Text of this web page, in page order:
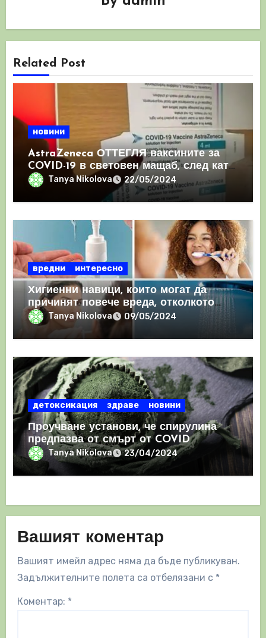
Related Post
новини
AstraZeneca ОТТЕГЛЯ ваксините за
COVID-19 в световен мащаб, след като
призна, че те причиняват КРЪВНИ
съсиреци
Tanya Nikolova 22/05/2024
вредни интересно
Хигиенни навици, които могат да
причинят повече вреда, отколкото
ползаTanya Nikolova 09/05/2024
детоксикация здраве новини
Проучване установи, че спирулина
предпазва от смърт от COVID
Tanya Nikolova 23/04/2024
Вашият коментар
Вашият имейл адрес няма да бъде публикуван.
Задължителните полета са отбелязани с *
Коментар: *